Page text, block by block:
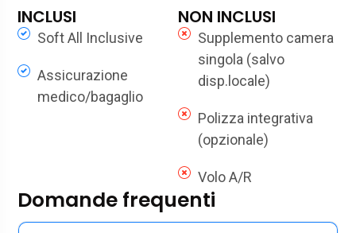
INCLUSI
Soft All Inclusive
Assicurazione
medico/bagaglio
NON INCLUSI
Supplemento camera
singola (salvo
disp.locale)
Polizza integrativa
(opzionale)
Volo A/R
Domande frequenti